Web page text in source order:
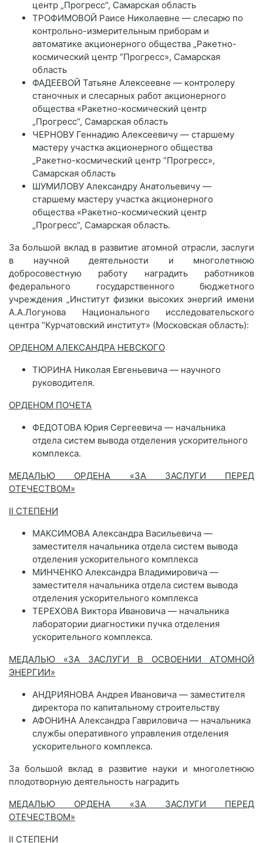
центр „Прогресс“, Самарская область
ТРОФИМОВОЙ Раисе Николаевне — слесарю по
контрольно-измерительным приборам и
автоматике акционерного общества „Ракетно-
космический центр “Прогресс», Самарская
область
ФАДЕЕВОЙ Татьяне Алексеевне — контролеру
станочных и слесарных работ акционерного
общества «Ракетно-космический центр
„Прогресс“, Самарская область
ЧЕРНОВУ Геннадию Алексеевичу — старшему
мастеру участка акционерного общества
„Ракетно-космический центр “Прогресс»,
Самарская область
ШУМИЛОВУ Александру Анатольевичу —
старшему мастеру участка акционерного
общества «Ракетно-космический центр
„Прогресс“, Самарская область.
За большой вклад в развитие атомной отрасли, заслуги
в научной деятельности и многолетнюю
добросовестную работу наградить работников
федерального государственного бюджетного
учреждения „Институт физики высоких энергий имени
А.А.Логунова Национального исследовательского
центра “Курчатовский институт» (Московская область):
ОРДЕНОМ АЛЕКСАНДРА НЕВСКОГО
ТЮРИНА Николая Евгеньевича — научного
руководителя.
ОРДЕНОМ ПОЧЕТА
ФЕДОТОВА Юрия Сергеевича — начальника
отдела систем вывода отделения ускорительного
комплекса.
МЕДАЛЬЮ ОРДЕНА «ЗА ЗАСЛУГИ ПЕРЕД
ОТЕЧЕСТВОМ»
II СТЕПЕНИ
МАКСИМОВА Александра Васильевича —
заместителя начальника отдела систем вывода
отделения ускорительного комплекса
МИНЧЕНКО Александра Владимировича —
заместителя начальника отдела систем вывода
отделения ускорительного комплекса
ТЕРЕХОВА Виктора Ивановича — начальника
лаборатории диагностики пучка отделения
ускорительного комплекса.
МЕДАЛЬЮ «ЗА ЗАСЛУГИ В ОСВОЕНИИ АТОМНОЙ
ЭНЕРГИИ»
АНДРИЯНОВА Андрея Ивановича — заместителя
директора по капитальному строительству
АФОНИНА Александра Гавриловича — начальника
службы оперативного управления отделения
ускорительного комплекса.
За большой вклад в развитие науки и многолетнюю
плодотворную деятельность наградить
МЕДАЛЬЮ ОРДЕНА «ЗА ЗАСЛУГИ ПЕРЕД
ОТЕЧЕСТВОМ»
II СТЕПЕНИ